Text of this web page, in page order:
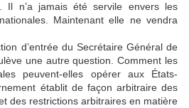
Il n’a jamais été servile envers les
Maintenant elle ne vendra
d’entrée du Secrétaire Général de
une autre question. Comment les
peuvent-elles opérer aux États-
établit de façon arbitraire des
des restrictions arbitraires en matière